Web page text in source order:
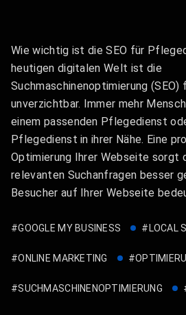
Wie wichtig ist die SEO für
heutigen digitalen Welt ist die
Suchmaschinenoptimierung
unverzichtbar. Immer mehr
einem passenden Pflegedienst
Pflegedienst in ihrer Nähe. Eine
Optimierung Ihrer Webseite sorgt
relevanten Suchanfragen besser
Besucher auf Ihrer Webseite
#GOOGLE MY BUSINESS #LOCAL
#ONLINE MARKETING
#SUCHMASCHINENOPTIMIERUNG